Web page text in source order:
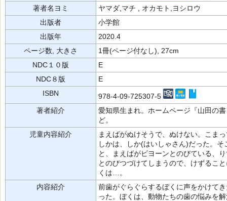
著者名ヨミ
ヤマダ,マチ , オカモト,ヨシロウ
出版者
小学館
出版年
2020.4
ページ数, 大きさ
1冊(ページ付なし), 27cm
NDC１０版
E
NDC８版
E
ISBN
978-4-09-725307-5
著者紹介
愛知県生まれ。ホームページ『山田の
ど。
児童内容紹介
まえばがぬけそうで、ぬけない。こま
しかは、しか(はいしゃさん)だった。
と、まえばがビヨーンとのびている、
とのびつづけてしまうので、けずるこ
くは…。
内容紹介
前歯がぐらぐらするぼくに声をかけて
った。ぼくは、動物たちの歯の悩みを